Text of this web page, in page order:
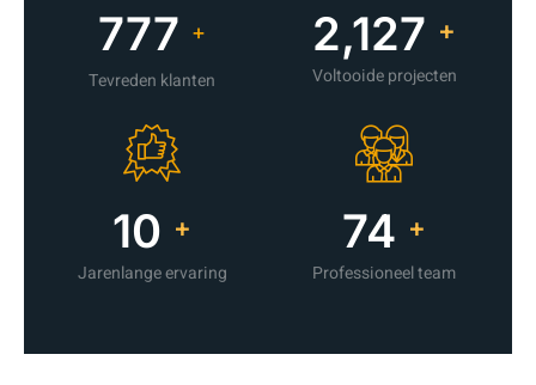
1,090
Tevreden klanten
3,005 +
Voltooide projecten
14 +
Jarenlange ervaring
105 +
Professioneel team